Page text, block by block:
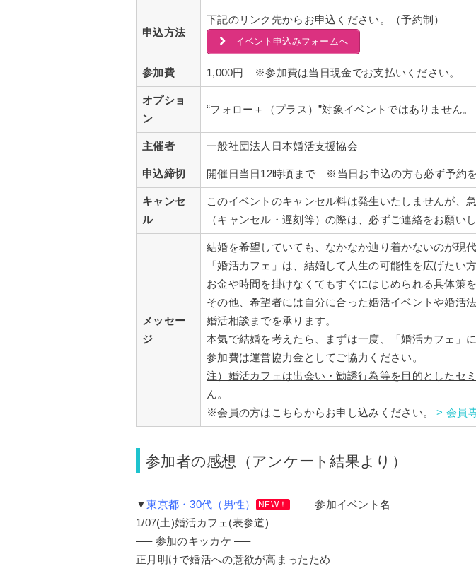
申込方法
下記のリンク先からお申込ください。（予約制）
イベント申込みフォームへ
参加費 1,000円 ※参加費は当日現金でお支払いください。
オプショ
ン
“フォロー＋（プラス）”対象イベントではありません。
主催者 一般社団法人日本婚活支援協会
申込締切 開催日当日12時頃まで ※当日お申込の方も必ず予約を
キャンセ
ル
このイベントのキャンセル料は発生いたしませんが、
（キャンセル・遅刻等）の際は、必ずご連絡をお願いし
メッセー
ジ
結婚を希望していても、なかなか辿り着かないのが現
「婚活カフェ」は、結婚して人生の可能性を広げたい
お金や時間を掛けなくてもすぐにはじめられる具体策を
その他、希望者には自分に合った婚活イベントや婚活法
婚活相談までを承ります。
本気で結婚を考えたら、まずは一度、「婚活カフェ」
参加費は運営協力金としてご協力ください。
注）婚活カフェは出会い・勧誘行為等を目的としたセ
ん。
※会員の方はこちらからお申し込みください。> 会員
参加者の感想（アンケート結果より）
▼東京都・30代（男性） NEW！
—– 参加イベント名 —–
1/07(土)婚活カフェ(表参道)
—– 参加のキッカケ —–
正月明けで婚活への意欲が高まったため